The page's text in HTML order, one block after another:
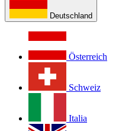
Deutschland
Österreich
Schweiz
Italia